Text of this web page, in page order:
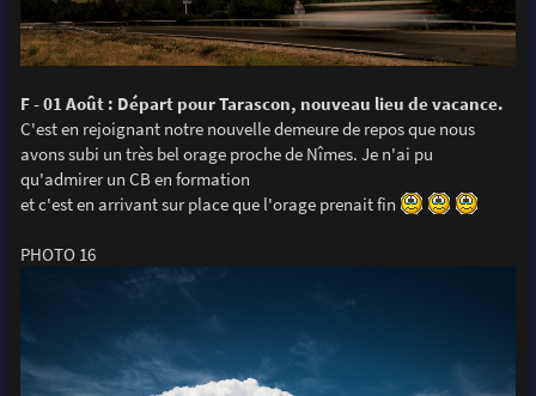
F - 01 Août : Départ pour Tarascon, nouveau lieu de vacance.
C'est en rejoignant notre nouvelle demeure de repos que nous
avons subi un très bel orage proche de Nîmes. Je n'ai pu
qu'admirer un CB en formation
et c'est en arrivant sur place que l'orage prenait fin
PHOTO 16